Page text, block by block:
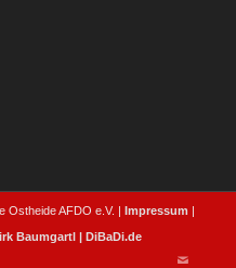
Ostheide AFDO e.V. | Impressum |
Baumgartl | DiBaDi.de